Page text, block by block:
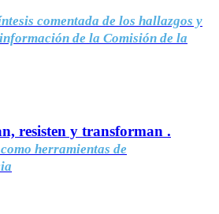
comentada de los hallazgos y
de la Comisión de la
resisten y transforman .
herramientas de